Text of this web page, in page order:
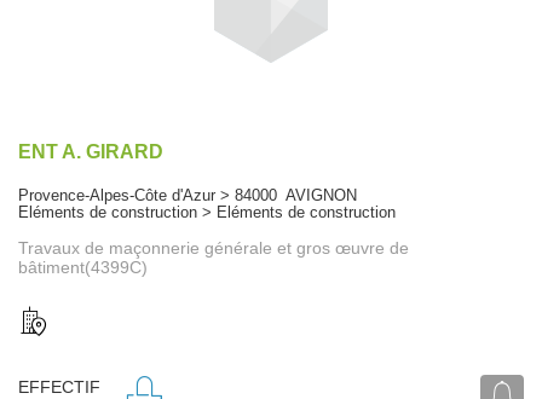
ENT A. GIRARD
Provence-Alpes-Côte d'Azur > 84000 AVIGNON
Eléments de construction > Eléments de construction
Travaux de maçonnerie générale et gros œuvre de
bâtiment(4399C)
EFFECTIF